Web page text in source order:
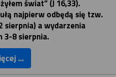
świat” (J 16,33).
najpierw odbędą się tzw.
sierpnia) a wydarzenia
3-8 sierpnia.
...